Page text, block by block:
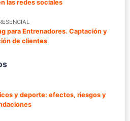
las redes sociales
para Entrenadores. Captación y
de clientes
y deporte: efectos, riesgos y